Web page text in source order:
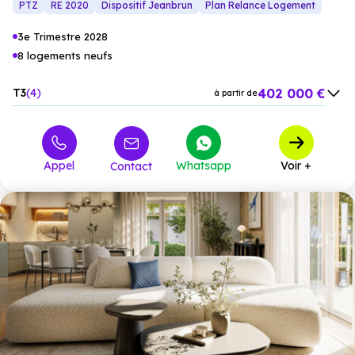
PTZ RE 2020 Dispositif Jeanbrun Plan Relance Logement
3e Trimestre 2028
8 logements neufs
T3 4 à partir de402 000 €
Appel Contact Whatsapp Voir +